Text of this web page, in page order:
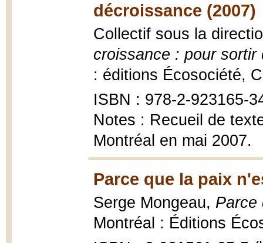
décroissance (2007)
Collectif sous la
croissance : pour
: éditions Écosociété,
ISBN : 978-2-923165-
Notes : Recueil de
Montréal en mai 2007.
Parce que la paix
Serge Mongeau, Parce
Montréal : Éditions